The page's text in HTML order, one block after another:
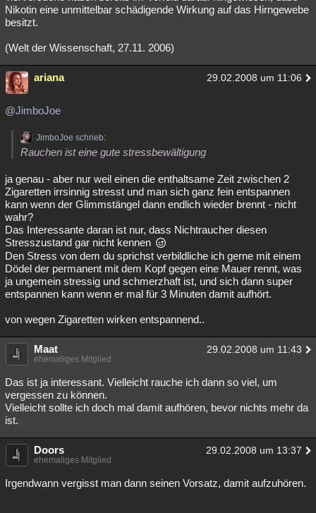
Nikotin eine unmittelbar schädigende Wirkung auf das Hirngewebe
besitzt.
(Welt der Wissenschaft, 27.11. 2006)
ariana 29.02.2008 um 11:06
@JimboJoe
JimboJoe schrieb:
Rauchen ist eine gute stressbewältigung
ja genau - aber nur weil einen die enthaltsame Zeit zwischen 2
Zigaretten irrsinnig stresst und man sich ganz fein entspannen
kann wenn der Glimmstängel dann endlich wieder brennt - nicht
wahr?
Das Interessante daran ist nur, dass Nichtraucher diesen
Stresszustand gar nicht kennen
Den Stress von dem du sprichst verbildliche ich gerne mit einem
Dödel der permanent mit dem Kopf gegen eine Mauer rennt, was
ja ungemein stressig und schmerzhaft ist, und sich dann super
entspannen kann wenn er mal für 3 Minuten damit aufhört.
von wegen Zigaretten wirken entspannend..
Maat 29.02.2008 um 11:43
ehemaliges Mitglied
Das ist ja interessant. Vielleicht rauche ich dann so viel, um
vergessen zu können.
Vielleicht sollte ich doch mal damit aufhören, bevor nichts mehr da
ist.
Doors 29.02.2008 um 13:37
ehemaliges Mitglied
Irgendwann vergisst man dann seinen Vorsatz, damit aufzuhören.